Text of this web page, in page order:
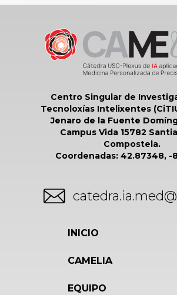
Centro Singular de
Tecnoloxías Intelixentes
Jenaro de la Fuente
Campus Vida 15782
Compostela.
Coordenadas: 42.87348, -
INICIO
CAMELIA
EQUIPO